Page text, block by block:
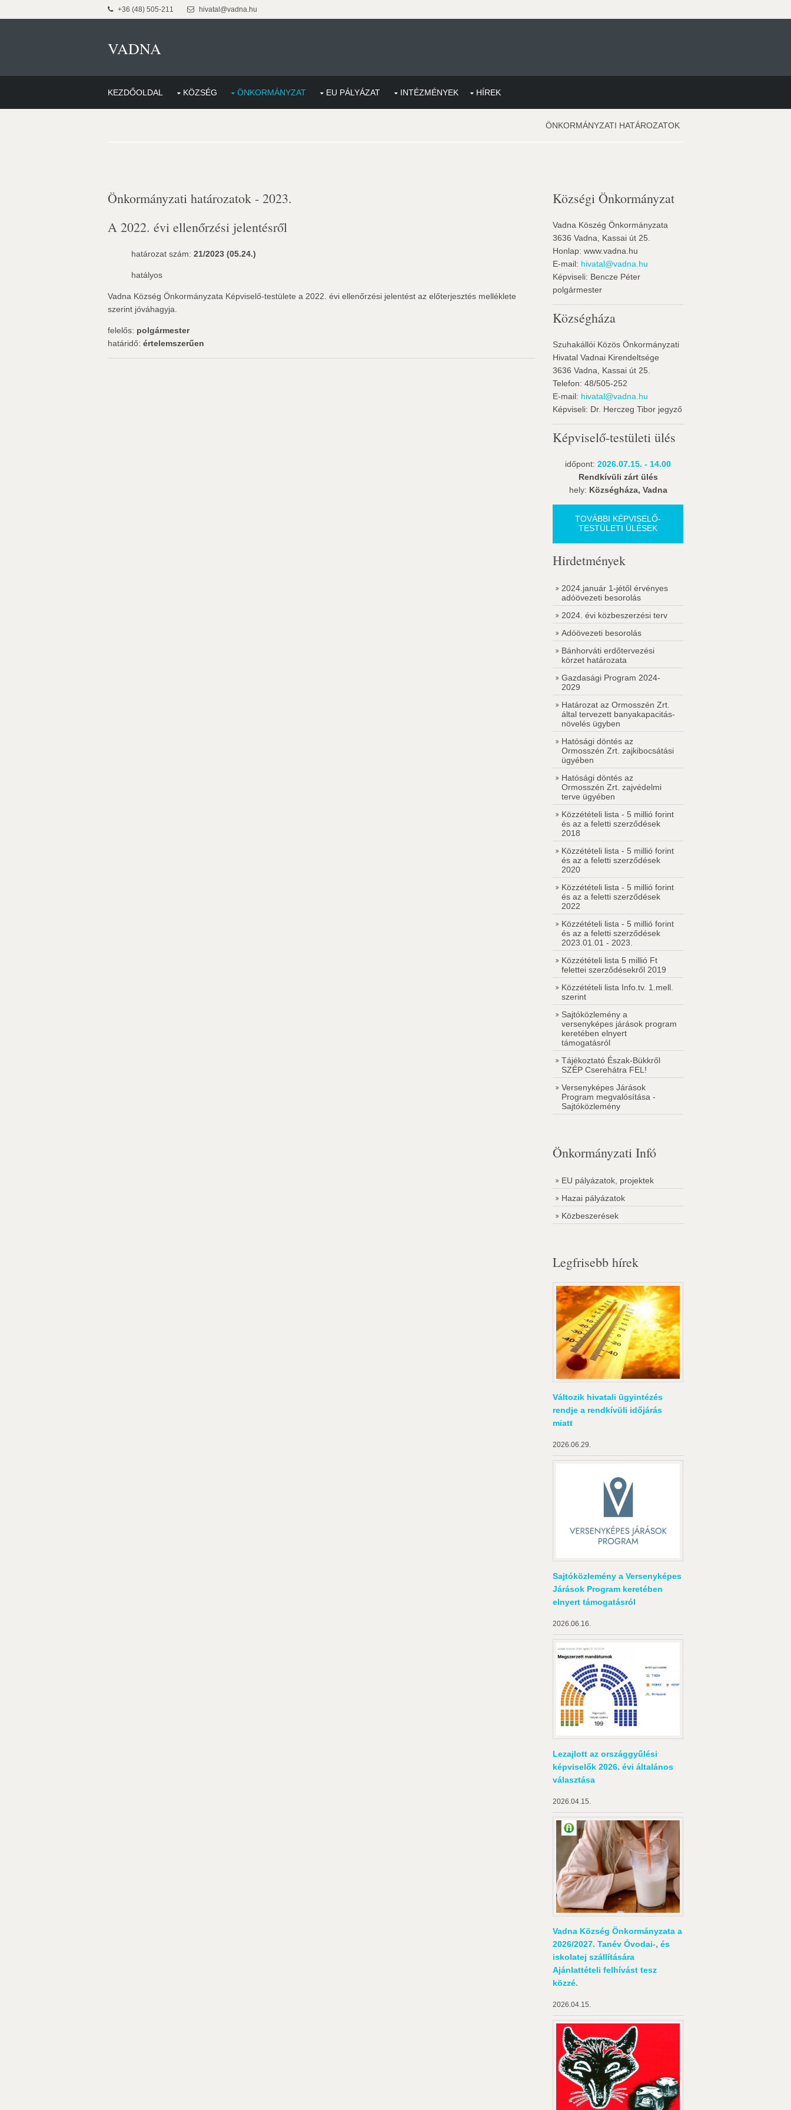
+36 (48) 505-211 hivatal@vadna.hu
VADNA
KEZDŐOLDAL KÖZSÉG ÖNKORMÁNYZAT EU PÁLYÁZAT INTÉZMÉNYEK HÍREK
ÖNKORMÁNYZATI HATÁROZATOK
Önkormányzati határozatok - 2023.
A 2022. évi ellenőrzési jelentésről
határozat szám: 21/2023 (05.24.)
hatályos
Vadna Község Önkormányzata Képviselő-testülete a 2022. évi ellenőrzési jelentést az előterjesztés melléklete
szerint jóváhagyja.
felelős: polgármester
határidő: értelemszerűen
Községi Önkormányzat
Vadna Köszég Önkormányzata
3636 Vadna, Kassai út 25.
Honlap: www.vadna.hu
E-mail: hivatal@vadna.hu
Képviseli: Bencze Péter
polgármester
Községháza
Szuhakállói Közös Önkormányzati
Hivatal Vadnai Kirendeltsége
3636 Vadna, Kassai út 25.
Telefon: 48/505-252
E-mail: hivatal@vadna.hu
Képviseli: Dr. Herczeg Tibor jegyző
Képviselő-testületi ülés
időpont: 2026.07.15. - 14.00
Rendkívüli zárt ülés
hely: Községháza, Vadna
TOVÁBBI KÉPVISELŐ-
TESTÜLETI ÜLÉSEK
Hirdetmények
2024.január 1-jétől érvényes
adóövezeti besorolás
2024. évi közbeszerzési terv
Adóövezeti besorolás
Bánhorváti erdőtervezési
körzet határozata
Gazdasági Program 2024-
2029
Határozat az Ormosszén Zrt.
által tervezett banyakapacitás-
növelés ügyben
Hatósági döntés az
Ormosszén Zrt. zajkibocsátási
ügyében
Hatósági döntés az
Ormosszén Zrt. zajvédelmi
terve ügyében
Közzétételi lista - 5 millió forint
és az a feletti szerződések
2018
Közzétételi lista - 5 millió forint
és az a feletti szerződések
2020
Közzétételi lista - 5 millió forint
és az a feletti szerződések
2022
Közzétételi lista - 5 millió forint
és az a feletti szerződések
2023.01.01 - 2023.
Közzétételi lista 5 millió Ft
felettei szerződésekről 2019
Közzétételi lista Info.tv. 1.mell.
szerint
Sajtóközlemény a
versenyképes járások program
keretében elnyert
támogatásról
Tájékoztató Észak-Bükkről
SZÉP Cserehátra FEL!
Versenyképes Járások
Program megvalósítása -
Sajtóközlemény
Önkormányzati Infó
EU pályázatok, projektek
Hazai pályázatok
Közbeszerések
Legfrisebb hírek
Változik hivatali ügyintézés
rendje a rendkívüli időjárás
miatt
2026.06.29.
Sajtóközlemény a Versenyképes
Járások Program keretében
elnyert támogatásról
2026.06.16.
Lezajlott az országgyűlési
képviselők 2026. évi általános
választása
2026.04.15.
Vadna Község Önkormányzata a
2026/2027. Tanév Óvodai-, és
iskolatej szállítására
Ajánlattételi felhívást tesz
közzé.
2026.04.15.